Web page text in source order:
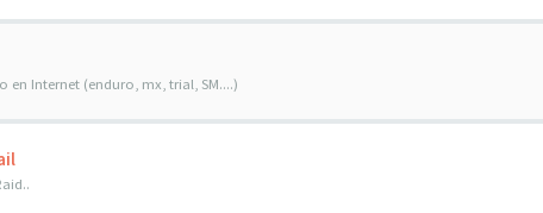
en Internet (enduro, mx, trial, SM....)